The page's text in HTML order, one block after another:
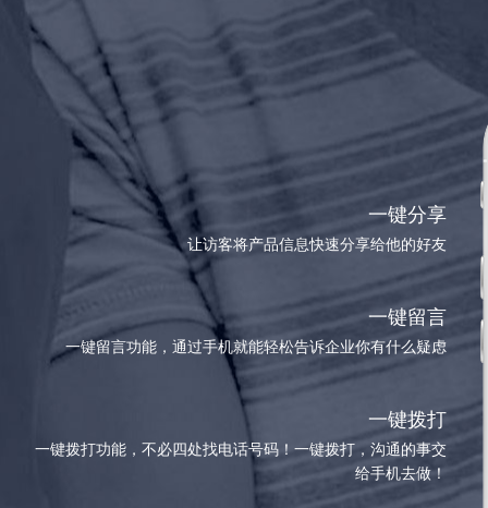
一键分享
让访客将产品信息快速分享给他的好友
一键留言
一键留言功能，通过手机就能轻松告诉企业你有什么疑虑
一键拨打
一键拨打功能，不必四处找电话号码！一键拨打，沟通的事交
给手机去做！